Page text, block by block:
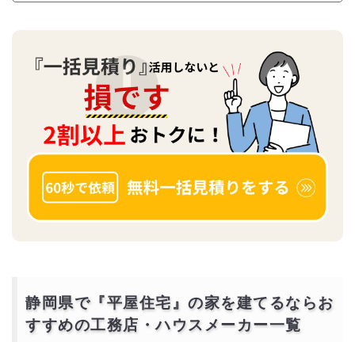
静岡県で『平屋住宅』の家を建てるならお
すすめの工務店・ハウスメーカー一覧